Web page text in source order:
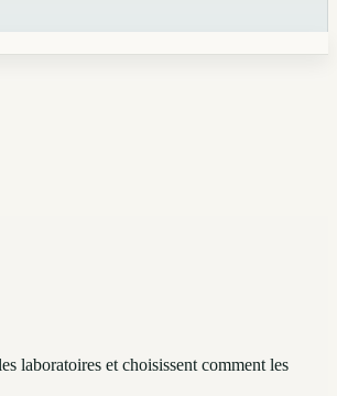
laboratoires et choisissent comment les